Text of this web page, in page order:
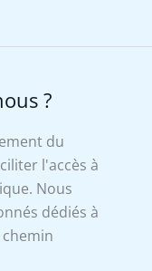
?
du
l'accès à
Nous
dédiés à